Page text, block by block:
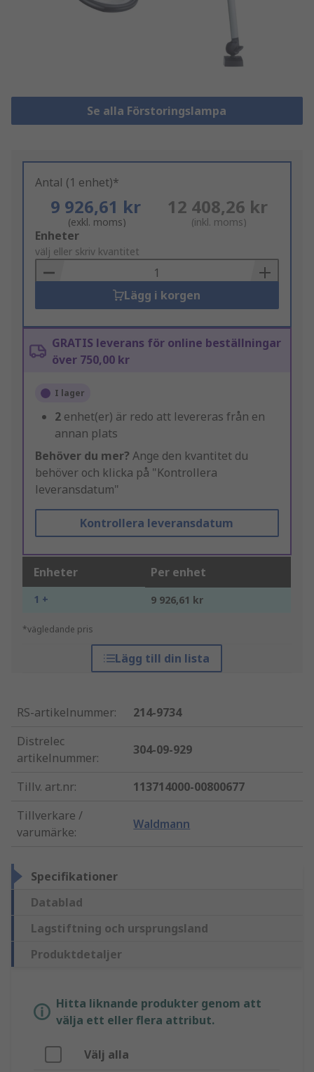
Se alla Förstoringslampa
Antal (1 enhet)*
9 926,61 kr
(exkl. moms)
12 408,26 kr
(inkl. moms)
Add
to
Basket
Enheter
välj eller skriv kvantitet
Lägg i korgen
GRATIS leverans för online beställningar
över 750,00 kr
I lager
2 enhet(er) är redo att levereras från en
annan plats
Behöver du mer? Ange den kvantitet du
behöver och klicka på "Kontrollera
leveransdatum"
Kontrollera leveransdatum
Enheter Per enhet
1 + 9 926,61 kr
*vägledande pris
Lägg till din lista
RS-artikelnummer:
214-9734
Distrelec
artikelnummer:
304-09-929
Tillv. art.nr:
113714000-00800677
Tillverkare /
varumärke:
Waldmann
Specifikationer
Datablad
Lagstiftning och ursprungsland
Produktdetaljer
Hitta liknande produkter genom att
välja ett eller flera attribut.
Välj alla